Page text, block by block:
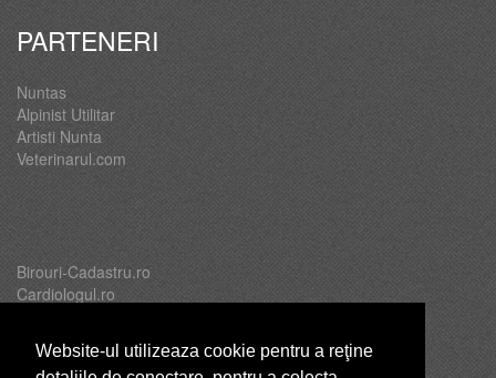
Website-ul utilizeaza cookie pentru a reţine
PARTENERI
Nuntas
Alpinist Utilitar
Artisti Nunta
Veterinarul.com
Birouri-Cadastru.ro
Cardiologul.ro